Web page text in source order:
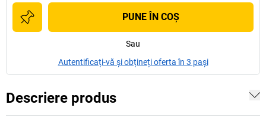
PUNE ÎN COŞ
Sau
Autentificați-vă și obțineți oferta în 3 pași
Descriere produs